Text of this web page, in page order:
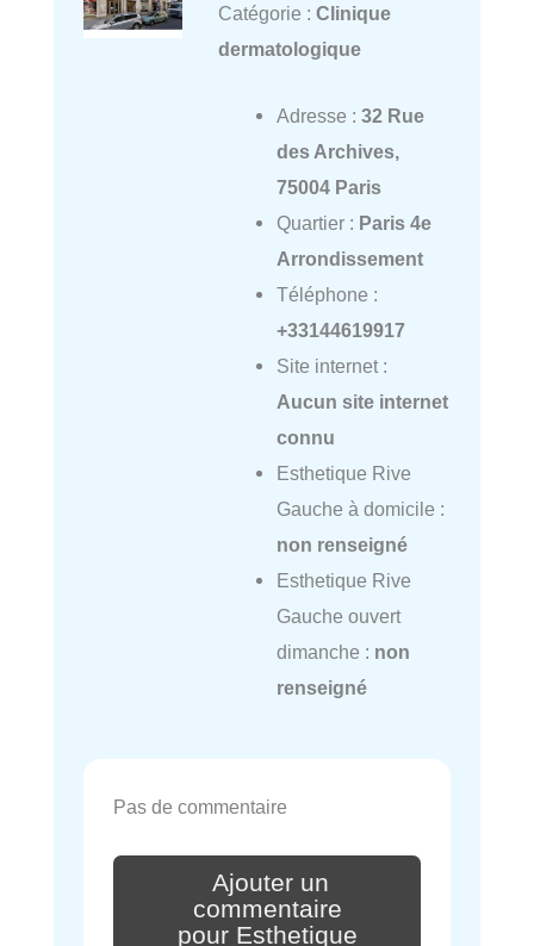
Catégorie : Clinique
dermatologique
Adresse : 32 Rue
des Archives,
75004 Paris
Quartier : Paris 4e
Arrondissement
Téléphone :
+33144619917
Site internet :
Aucun site internet
connu
Esthetique Rive
Gauche à domicile :
non renseigné
Esthetique Rive
Gauche ouvert
dimanche : non
renseigné
Pas de commentaire
Ajouter un
commentaire
pour Esthetique